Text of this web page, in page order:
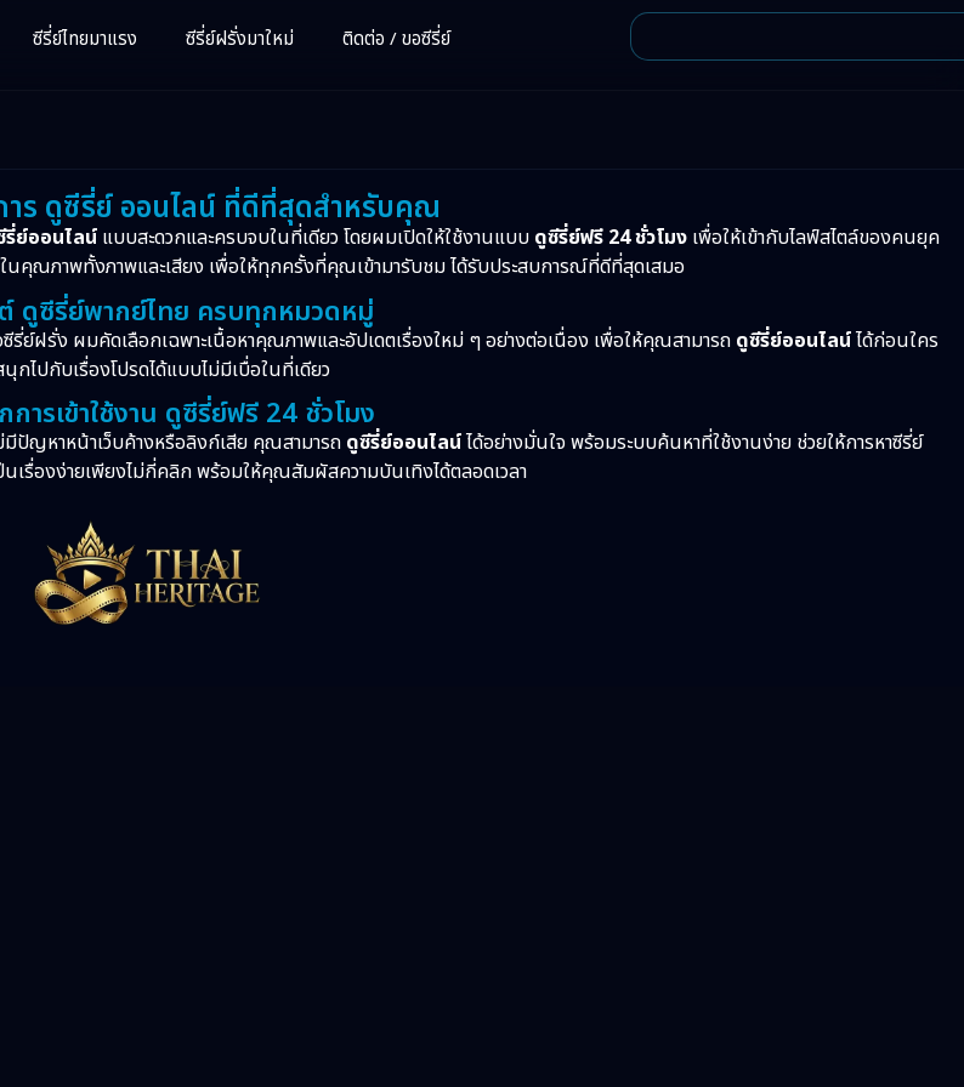
ซีรี่ย์ไทยมาแรง ซีรี่ย์ฝรั่งมาใหม่ ติดต่อ / ขอซีรี่ย์
ร ดูซีรี่ย์ ออนไลน์ ที่ดีที่สุดสำหรับคุณ
รี่ย์ออนไลน์แบบสะดวกและครบจบในที่เดียว โดยผมเปิดให้ใช้งานแบบ ดูซีรี่ย์ฟรี 24 ชั่วโมงเพื่อให้เข้ากับไลฟ์สไตล์ของคนยุค
ในคุณภาพทั้งภาพและเสียง เพื่อให้ทุกครั้งที่คุณเข้ามารับชม ได้รับประสบการณ์ที่ดีที่สุดเสมอ
ดูซีรี่ย์พากย์ไทย ครบทุกหมวดหมู่
ซีรี่ย์ฝรั่ง ผมคัดเลือกเฉพาะเนื้อหาคุณภาพและอัปเดตเรื่องใหม่ ๆ อย่างต่อเนื่อง เพื่อให้คุณสามารถ ดูซีรี่ย์ออนไลน์ได้ก่อนใคร
นุกไปกับเรื่องโปรดได้แบบไม่มีเบื่อในที่เดียว
การเข้าใช้งาน ดูซีรี่ย์ฟรี 24 ชั่วโมง
ปัญหาหน้าเว็บค้างหรือลิงก์เสีย คุณสามารถ ดูซีรี่ย์ออนไลน์ได้อย่างมั่นใจ พร้อมระบบค้นหาที่ใช้งานง่าย ช่วยให้การหาซีรี่ย์
เรื่องง่ายเพียงไม่กี่คลิก พร้อมให้คุณสัมผัสความบันเทิงได้ตลอดเวลา